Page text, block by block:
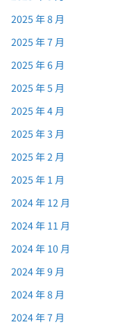
2025 年 8 月
2025 年 7 月
2025 年 6 月
2025 年 5 月
2025 年 4 月
2025 年 3 月
2025 年 2 月
2025 年 1 月
2024 年 12 月
2024 年 11 月
2024 年 10 月
2024 年 9 月
2024 年 8 月
2024 年 7 月